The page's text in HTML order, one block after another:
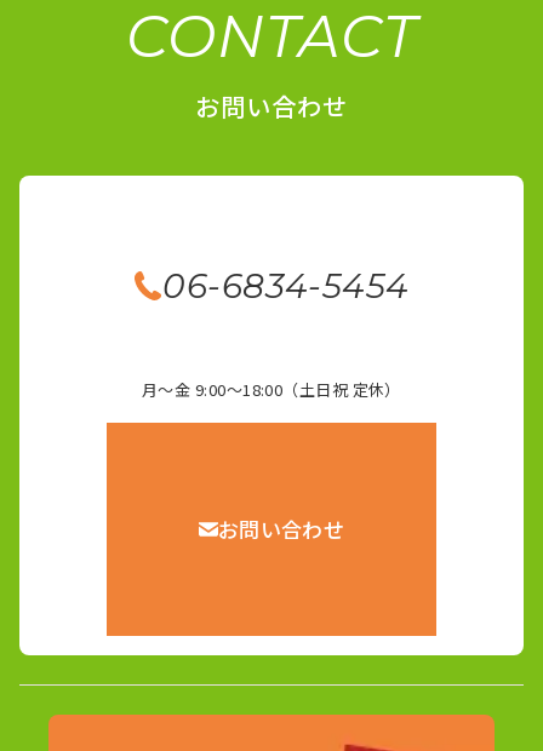
CONTACT
お問い合わせ
06-6834-5454
月～金 9:00～18:00（土日祝 定休）
お問い合わせ